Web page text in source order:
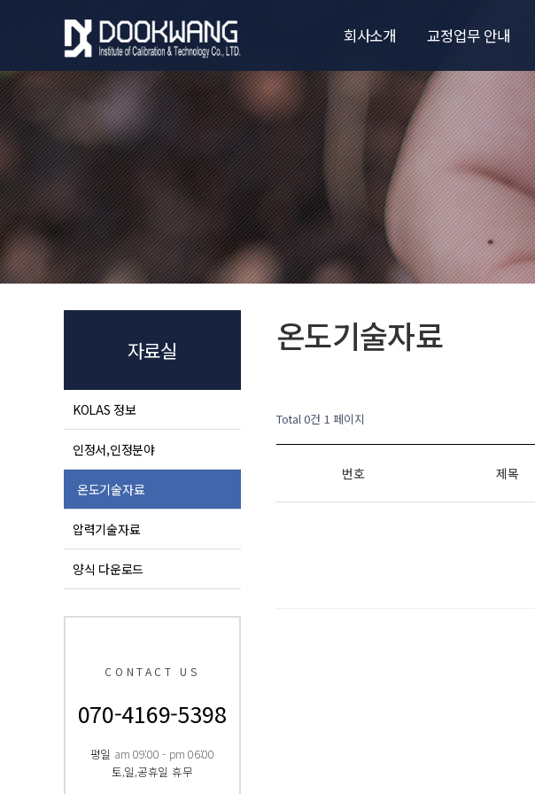
회사소개
인사말
VISION
경영방침 및 목표
CI소개
오시는 길
교정업무 안내
인정분야
교정수수료 안내
교정업무절차
자료실
KOLAS 정보
인정서,인정분야
온도기술자료
압력기술자료
양식 다운로드
CONTACT US
070-4169-5398
평일 am 09:00 - pm 06:00
토,일,공휴일 휴무
온도기술자료
Total 0건 1 페이지
번호 제목